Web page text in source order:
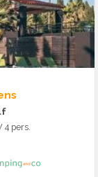
4 pers.